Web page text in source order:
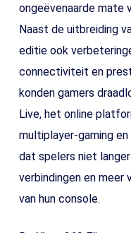
ongeëvenaarde mate
Naast de uitbreiding
editie ook
connectiviteit en
konden gamers
Live, het online
multiplayer-gaming
dat spelers niet
verbindingen en meer
van hun console.